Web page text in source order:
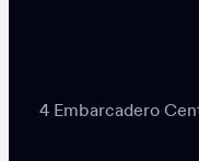
4 Embarcadero